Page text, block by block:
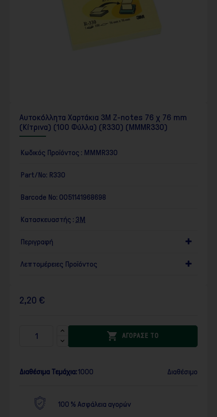
Αυτοκόλλητα Χαρτάκια 3M Z-notes 76 χ 76 mm
(Κίτρινα) (100 Φύλλα) (R330) (MMMR330)
Κωδικός Προϊόντος : MMMR330
Part/No: R330
Barcode No: 0051141968698
Κατασκευαστής : 3M
Περιγραφή
Λεπτομέρειες Προϊόντος
2,20 €
 ΑΓΟΡΑΣΕ ΤΟ
Διαθέσιμα Τεμάχια:1000 Διαθέσιμο
100 % Ασφάλεια αγορών